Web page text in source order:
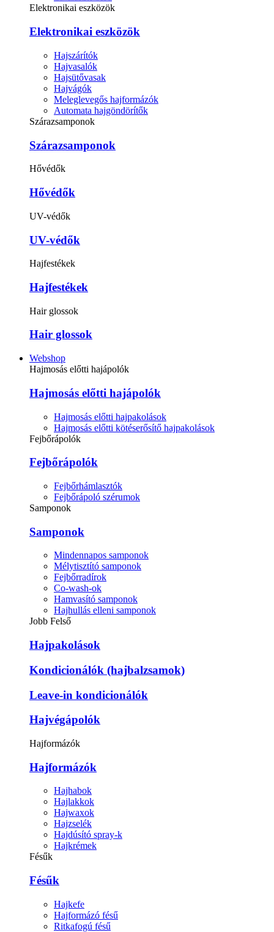
Elektronikai eszközök
Elektronikai eszközök
Hajszárítók
Hajvasalók
Hajsütővasak
Hajvágók
Meleglevegős hajformázók
Automata hajgöndörítők
Szárazsamponok
Szárazsamponok
Hővédők
Hővédők
UV-védők
UV-védők
Hajfestékek
Hajfestékek
Hair glossok
Hair glossok
Webshop
Hajmosás előtti hajápolók
Hajmosás előtti hajápolók
Hajmosás előtti hajpakolások
Hajmosás előtti kötéserősítő hajpakolások
Fejbőrápolók
Fejbőrápolók
Fejbőrhámlasztók
Fejbőrápoló szérumok
Samponok
Samponok
Mindennapos samponok
Mélytisztító samponok
Fejbőrradírok
Co-wash-ok
Hamvasító samponok
Hajhullás elleni samponok
Jobb Felső
Hajpakolások
Kondicionálók (hajbalzsamok)
Leave-in kondicionálók
Hajvégápolók
Hajformázók
Hajformázók
Hajhabok
Hajlakkok
Hajwaxok
Hajzselék
Hajdúsító spray-k
Hajkrémek
Fésűk
Fésűk
Hajkefe
Hajformázó fésű
Ritkafogú fésű